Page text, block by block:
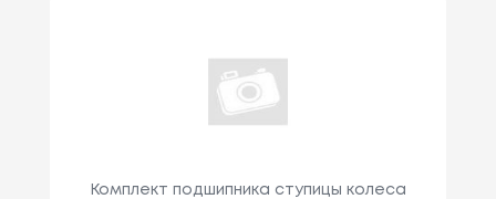
Комплект подшипника ступицы колеса